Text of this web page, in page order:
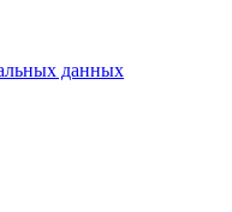
данных